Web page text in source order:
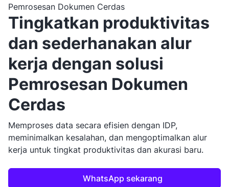
Pemrosesan Dokumen Cerdas
Tingkatkan produktivitas
dan sederhanakan alur
kerja dengan solusi
Pemrosesan Dokumen
Cerdas
Memproses data secara efisien dengan IDP,
meminimalkan kesalahan, dan mengoptimalkan alur
kerja untuk tingkat produktivitas dan akurasi baru.
WhatsApp sekarang